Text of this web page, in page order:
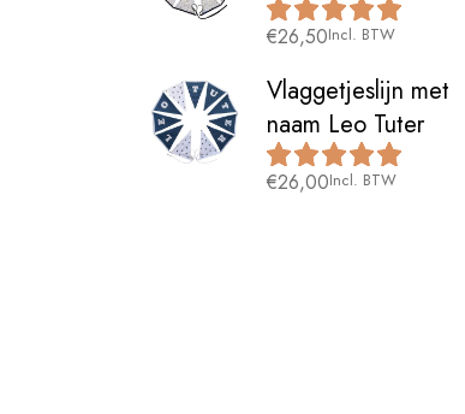
€26,50Incl. BTW
Vlaggetjeslijn met
naam Leo Tuter
€26,00Incl. BTW